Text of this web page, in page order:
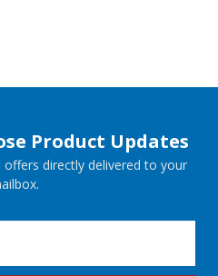
Product Updates
directly delivered to your